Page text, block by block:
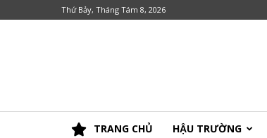
Thứ Bảy, Tháng Tám 8, 2026
TRANG CHỦ HẬU TRƯỜNG